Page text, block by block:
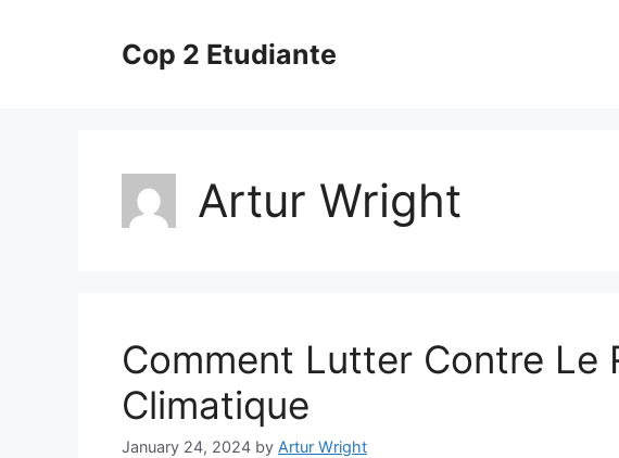
Cop 2 Etudiante
Artur Wright
Comment Lutter Contre Le
Climatique
January 24, 2024 by Artur Wright